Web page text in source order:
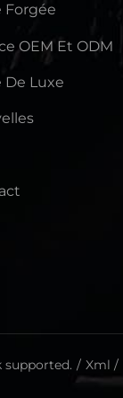
Forgée
OEM Et ODM
De Luxe
supported. / Xml /